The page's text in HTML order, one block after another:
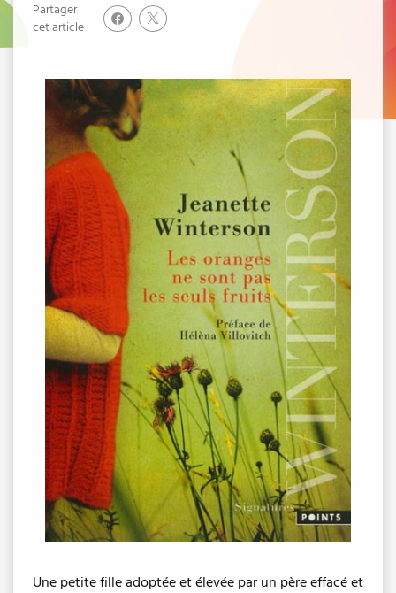
Partager
cet article
Une petite fille adoptée et élevée par un père effacé et